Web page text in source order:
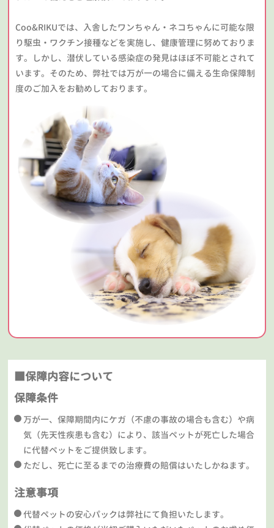
Coo&RIKUでは、入舎したワンちゃん・ネコちゃんに可能な限
り駆虫・ワクチン接種などを実施し、健康管理に努めておりま
す。しかし、潜伏している感染症の発見はほぼ不可能とされて
います。そのため、弊社では万が一の場合に備える生命保障制
度のご加入をお勧めしております。
■保障内容について
保障条件
万が一、保障期間内にケガ（不慮の事故の場合も含む）や病
気（先天性疾患も含む）により、該当ペットが死亡した場合
に代替ペットをご提供致します。
ただし、死亡に至るまでの治療費の賠償はいたしかねます。
注意事項
代替ペットの安心パックは弊社にて負担いたします。